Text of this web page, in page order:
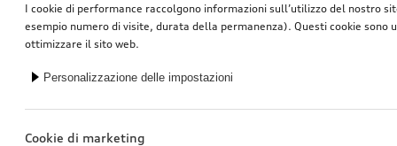
I cookie di performance raccolgono informazioni sull’utilizzo del nostro
esempio numero di visite, durata della permanenza). Questi cookie sono
ottimizzare il sito web.
Personalizzazione delle impostazioni
Cookie di marketing